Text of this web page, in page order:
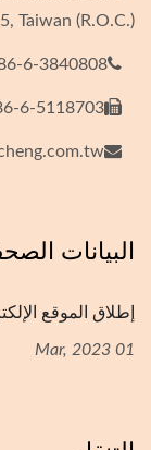
Taiwan (R.O.C.)
6-3840808
6-5118703
البيانات
إطلاق الموقع
01 Mar, 2023